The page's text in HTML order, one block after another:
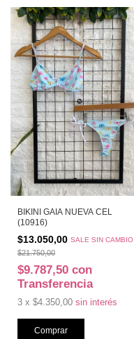
BIKINI GAIA NUEVA CEL
(10916)
$13.050,00 SALE SIN CAMBIO
$21.750,00
$9.787,50 con
Transferencia
3 x $4.350,00 sin interés
Comprar